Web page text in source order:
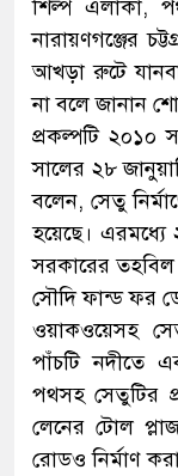
শিল্প এলাকা,
নারায়ণগঞ্জের
আখড়া রুটে
না বলে জানান
প্রকল্পটি
সালের ২৮
বলেন, সেতু
হয়েছে।
সরকারের
সৌদি ফান্ড ফর
ওয়াকওয়েসহ
পাঁচটি নদীতে
পথসহ সেতুটির
লেনের টোল
রোডও নির্মাণ